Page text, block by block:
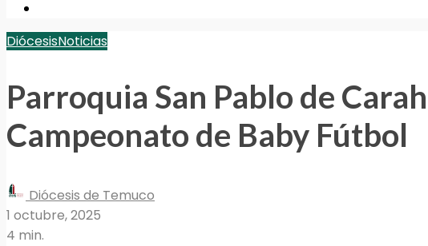
DiócesisNoticias
Parroquia San Pablo de
Campeonato de Baby Fútbol
Diócesis de Temuco
1 octubre, 2025
4 min.